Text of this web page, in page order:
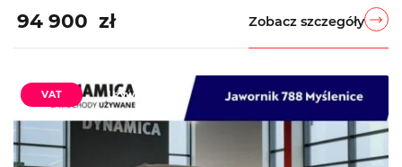
94 900 zł Zobacz szczegóły
VAT Używane